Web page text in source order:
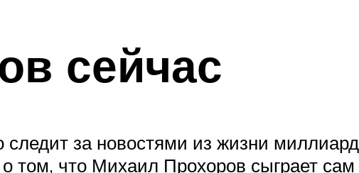
сейчас
следит за новостями из жизни
том, что Михаил Прохоров сыграет